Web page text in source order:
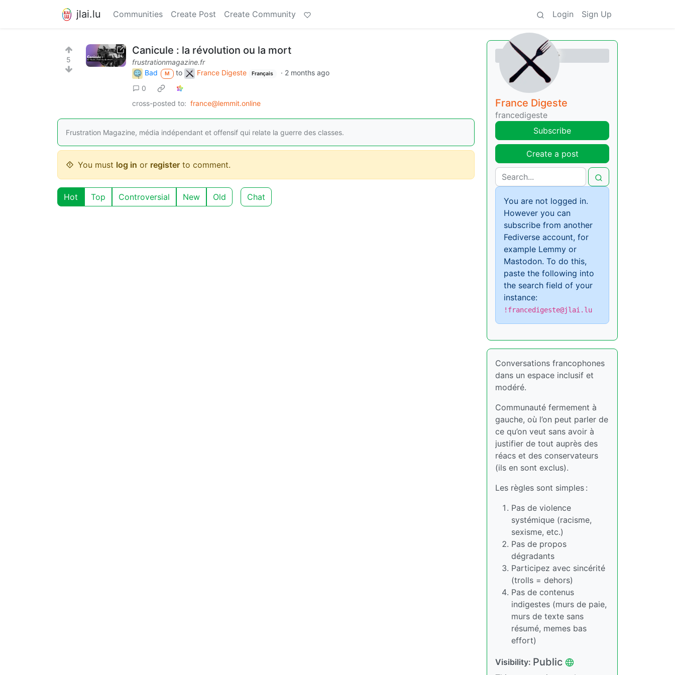
jlai.lu Communities Create Post Create Community Login Sign Up
5
Canicule : la révolution ou la mort
frustrationmagazine.fr
Bad
M to France Digeste Français · 2 months ago
0
cross-posted to: france@lemmit.online
Frustration Magazine, média indépendant et offensif qui relate la guerre des classes.
You must log in or register to comment.
Hot Top Controversial New Old Chat
France Digeste
francedigeste
Subscribe
Create a post
You are not logged in.
However you can
subscribe from another
Fediverse account, for
example Lemmy or
Mastodon. To do this,
paste the following into
the search field of your
instance:
!francedigeste@jlai.lu
Conversations francophones
dans un espace inclusif et
modéré.
Communauté fermement à
gauche, où l’on peut parler de
ce qu’on veut sans avoir à
justifier de tout auprès des
réacs et des conservateurs
(ils en sont exclus).
Les règles sont simples :
Pas de violence
systémique (racisme,
sexisme, etc.)
Pas de propos
dégradants
Participez avec sincérité
(trolls = dehors)
Pas de contenus
indigestes (murs de paie,
murs de texte sans
résumé, memes bas
effort)
Visibility: Public